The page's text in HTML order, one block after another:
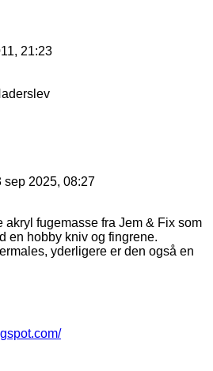
21:23
sep 2025, 08:27
akryl fugemasse fra Jem & Fix som
en hobby kniv og fingrene.
yderligere er den også en